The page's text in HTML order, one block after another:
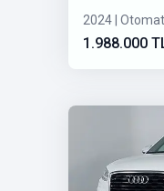
2024 |
1.988.000